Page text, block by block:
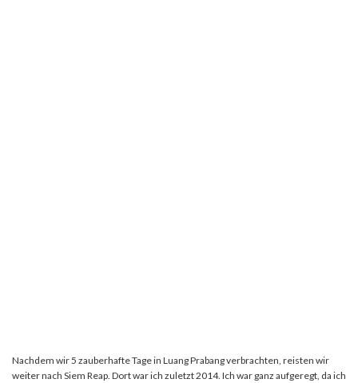
Nachdem wir 5 zauberhafte Tage in Luang Prabang verbrachten, reisten wir
weiter nach Siem Reap. Dort war ich zuletzt 2014. Ich war ganz aufgeregt, da ich